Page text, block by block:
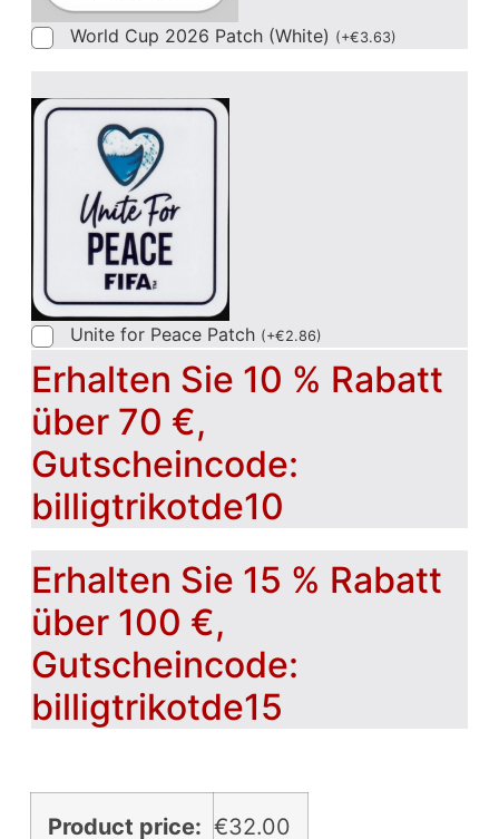
World Cup 2026 Patch (White) (+€3.63)
Unite for Peace Patch (+€2.86)
Erhalten Sie 10 % Rabatt
über 70 €,
Gutscheincode:
billigtrikotde10
Erhalten Sie 15 % Rabatt
über 100 €,
Gutscheincode:
billigtrikotde15
Product price: €32.00